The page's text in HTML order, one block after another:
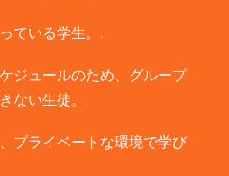
ている学生。.
ジュールのため、グループ
ない生徒。.
プライベートな環境で学び